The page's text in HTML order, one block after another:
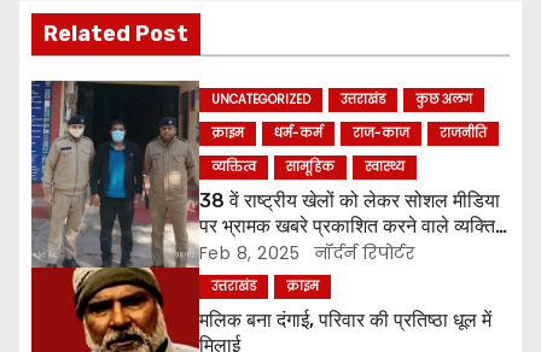
s
t
n
a
v
Related Post
UNCATEGORIZED उत्तराखंड
कुछ अलग
क्राइम
धर्म-कर्म राज-काज
राजनीति
व्यक्तित्व
सामूहिक स्वास्थ्य
38 वें राष्ट्रीय खेलों को लेकर सोशल मीडिया
पर भ्रामक खबरे प्रकाशित करने वाले व्यक्ति
को किया पुलिस ने गिरफ्तार ।
Feb 8, 2025 नॉर्दर्न रिपोर्टर
उत्तराखंड क्राइम
मलिक बना दंगाई, परिवार की प्रतिष्ठा धूल में
मिलाई